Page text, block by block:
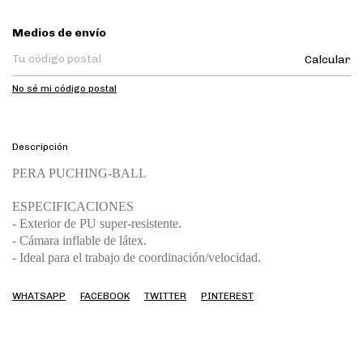
Entregas para el CP:
Medios de envío
Calcular
No sé mi código postal
Descripción
PERA PUCHING-BALL
ESPECIFICACIONES
- Exterior de PU super-resistente.
- Cámara inflable de látex.
- Ideal para el trabajo de coordinación/velocidad.
WHATSAPP FACEBOOK TWITTER PINTEREST